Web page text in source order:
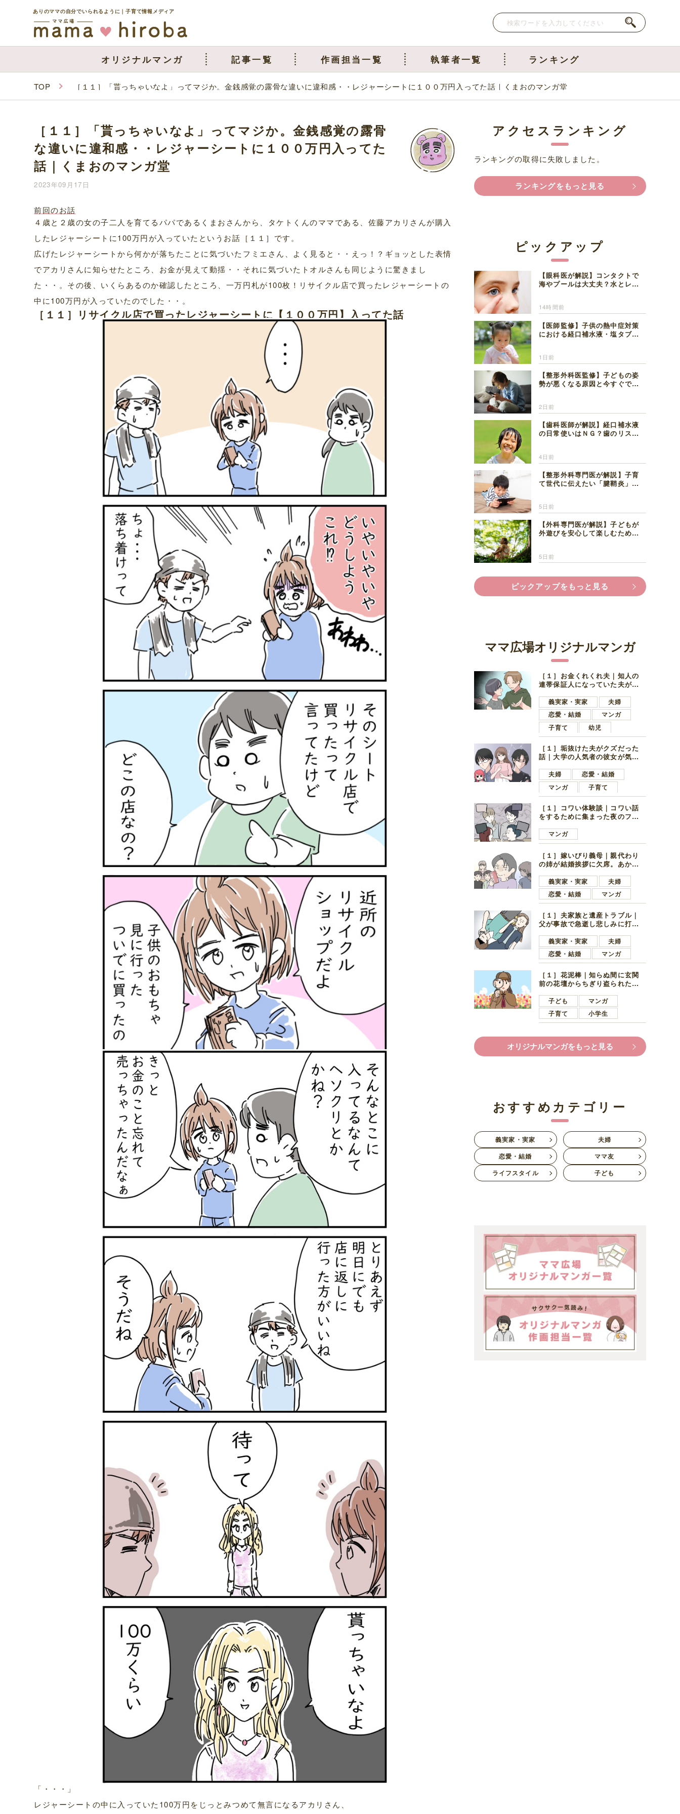
ありのママの自分でいられるように｜子育て情報メディア
オリジナルマンガ 記事一覧 作画担当一覧 執筆者一覧 ランキング
TOP ［１１］「貰っちゃいなよ」ってマジか。金銭感覚の露骨な違いに違和感・・レジャーシートに１００万円入ってた話｜くまおのマンガ堂
［１１］「貰っちゃいなよ」ってマジか。金銭感覚の露骨
な違いに違和感・・レジャーシートに１００万円入ってた
話｜くまおのマンガ堂
2023年09月17日
前回のお話
４歳と２歳の女の子二人を育てるパパであるくまおさんから、タケトくんのママである、佐藤アカリさんが購入
したレジャーシートに100万円が入っていたというお話［１１］です。
広げたレジャーシートから何かが落ちたことに気づいたフミエさん、よく見ると・・えっ！？ギョッとした表情
でアカリさんに知らせたところ、お金が見えて動揺・・それに気づいたトオルさんも同じように驚きまし
た・・。その後、いくらあるのか確認したところ、一万円札が100枚！リサイクル店で買ったレジャーシートの
中に100万円が入っていたのでした・・。
［１１］リサイクル店で買ったレジャーシートに【１００万円】入ってた話
「・・・」
レジャーシートの中に入っていた100万円をじっとみつめて無言になるアカリさん、
アクセスランキング
ランキングの取得に失敗しました。
ランキングをもっと見る
ピックアップ
【眼科医が解説】コンタクトで
海やプールは大丈夫？水とレン
14時間前
【医師監修】子供の熱中症対策
における経口補水液・塩タブレ
1日前
【整形外科医監修】子どもの姿
勢が悪くなる原因と今すぐでき
2日前
【歯科医師が解説】経口補水液
の日常使いはＮＧ？歯のリスク
4日前
【整形外科専門医が解説】子育
て世代に伝えたい「腱鞘炎」の
5日前
【外科専門医が解説】子どもが
外遊びを安心して楽しむため
5日前
ピックアップをもっと見る
ママ広場オリジナルマンガ
［１］お金くれくれ夫｜知人の
連帯保証人になっていた夫が家
言ってきた
義実家・実家
夫婦
恋愛・結婚
マンガ
子育て
幼児
［１］垢抜けた夫がクズだった
話｜大学の人気者の彼女が気に
子学生
夫婦
恋愛・結婚
マンガ
子育て
［１］コワい体験談｜コワい話
をするために集まった夜のファ
好きの男の子ママ
マンガ
［１］嫁いびり義母｜親代わり
の姉が結婚挨拶に欠席。あから
義実家・実家
夫婦
恋愛・結婚
マンガ
［１］夫家族と遺産トラブル｜
父が事故で急逝し悲しみに打ち
ます夫
義実家・実家
夫婦
恋愛・結婚
マンガ
［１］花泥棒｜知らぬ間に玄関
前の花壇からちぎり盗られたチ
れたショックは大きい
子ども
マンガ
子育て
小学生
オリジナルマンガをもっと見る
おすすめカテゴリー
義実家・実家
夫婦
恋愛・結婚
ママ友
ライフスタイル
子ども